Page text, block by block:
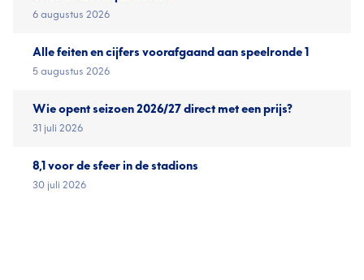
6 augustus 2026
Alle feiten en cijfers voorafgaand aan speelronde 1
5 augustus 2026
Wie opent seizoen 2026/27 direct met een prijs?
31 juli 2026
8,1 voor de sfeer in de stadions
30 juli 2026